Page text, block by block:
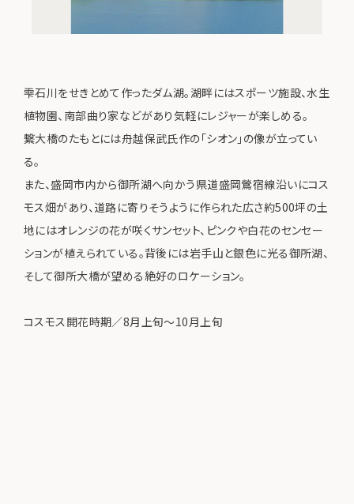
雫石川をせきとめて作ったダム湖。湖畔にはスポーツ施設、水生
植物園、南部曲り家などがあり気軽にレジャーが楽しめる。
繋大橋のたもとには舟越保武氏作の「シオン」の像が立ってい
る。
また、盛岡市内から御所湖へ向かう県道盛岡鶯宿線沿いにコス
モス畑があり、道路に寄りそうように作られた広さ約500坪の土
地にはオレンジの花が咲くサンセット、ピンクや白花のセンセー
ションが植えられている。背後には岩手山と銀色に光る御所湖、
そして御所大橋が望める絶好のロケーション。
コスモス開花時期／8月上旬～10月上旬